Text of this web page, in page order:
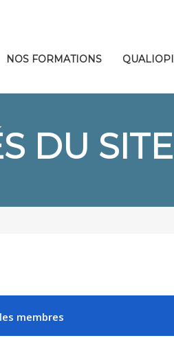
NOS FORMATIONS QUALIOPI
DU SITE
membres